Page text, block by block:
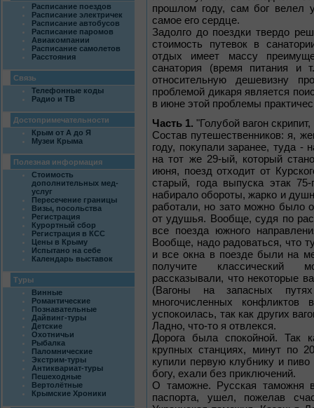
Расписание поездов
Расписание электричек
Расписание автобусов
Расписание паромов
Авиакомпании
Расписание самолетов
Расстояния
Связь
Телефонные коды
Радио и ТВ
Достопримечательности
Крым от А до Я
Музеи Крыма
Полезная информация
Стоимость
дополнительных мед-
услуг
Пересечение границы
Визы, посольства
Регистрация
Курортный сбор
Регистрация в КСС
Цены в Крыму
Испытано на себе
Календарь выставок
Туры
Винные
Романтические
Познавательные
Дайвинг-туры
Детские
Охотничьи
Рыбалка
Паломнические
Экстрим-туры
Антиквариат-туры
Пешеходные
Вертолётные
Крымские Хроники
прошлом году, сам бог велел
самое его сердце.
Задолго до поездки твердо
стоимость путевок в
отдых имеет массу
санатория (время питания и
относительную дешевизну
проблемой дикаря является
в июне этой проблемы
Часть 1. "Голубой вагон скрипит,
Состав путешественников: я,
году, покупали заранее, туда
на тот же 29-ый, который
июня, поезд отходит от
старый, года выпуска этак
набирало обороты, жарко и
работали, но зато можно было
от удушья. Вообще, судя по
все поезда южного
Вообще, надо радоваться, что
и все окна в поезде были на
получите классический
рассказывали, что некоторые
(Вагоны на запасных
многочисленных
успокоилась, так как других
Ладно, что-то я отвлекся.
Дорога была спокойной. Так
крупных станциях, минут по
купили первую клубнику и
богу, ехали без приключений.
О таможне. Русская таможня
паспорта, ушел, пожелав